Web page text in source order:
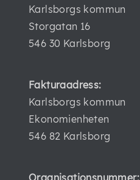
Karlsborgs kommun
Storgatan 16
546 30 Karlsborg
Fakturaadress:
Karlsborgs kommun
Ekonomienheten
546 82 Karlsborg
Organisationsnummer: